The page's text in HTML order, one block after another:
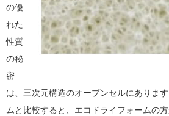
の優
れた
性質
の秘
密
は、三次元構造のオープンセルにありま
ムと比較すると、エコドライフォームの